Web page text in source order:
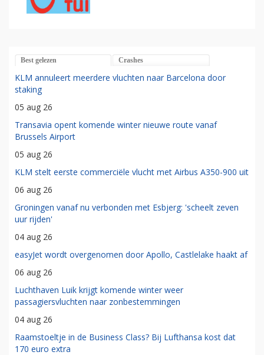
Best gelezen Crashes
KLM annuleert meerdere vluchten naar Barcelona door
staking
05 aug 26
Transavia opent komende winter nieuwe route vanaf
Brussels Airport
05 aug 26
KLM stelt eerste commerciële vlucht met Airbus A350-900 uit
06 aug 26
Groningen vanaf nu verbonden met Esbjerg: 'scheelt zeven
uur rijden'
04 aug 26
easyJet wordt overgenomen door Apollo, Castlelake haakt af
06 aug 26
Luchthaven Luik krijgt komende winter weer
passagiersvluchten naar zonbestemmingen
04 aug 26
Raamstoeltje in de Business Class? Bij Lufthansa kost dat
170 euro extra